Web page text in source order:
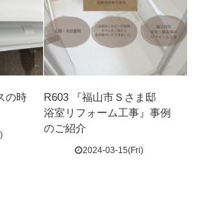
の時
R603 『福山市Ｓさま邸
浴室リフォーム工事』事例
のご紹介
2024-03-15(Fri)